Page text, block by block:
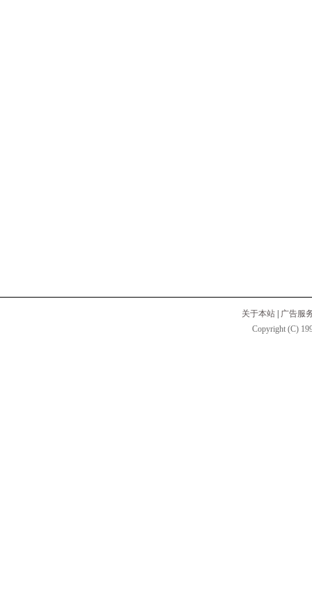
关于本站
广告服
Copyright (C)